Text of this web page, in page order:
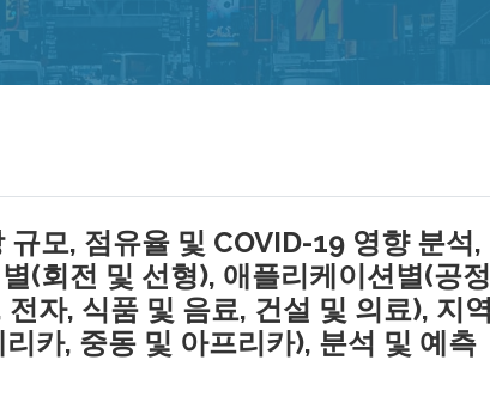
모, 점유율 및 COVID-19 영향 분석,
(회전 및 선형), 애플리케이션별(공정
자, 식품 및 음료, 건설 및 의료), 지역
카, 중동 및 아프리카), 분석 및 예측